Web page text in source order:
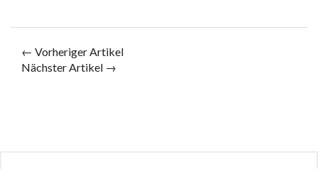
← Vorheriger Artikel
Nächster Artikel →